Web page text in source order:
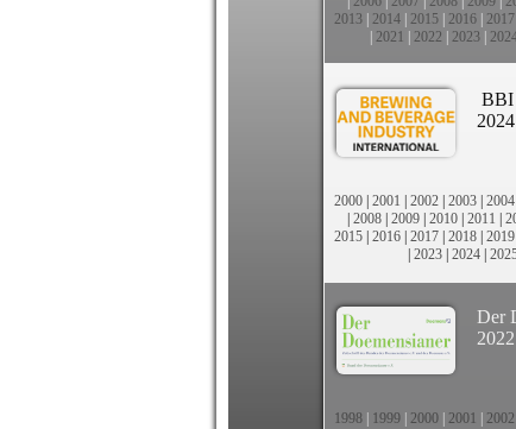
2013 2014 2015 2016 2017
2021 2022 2023|
BBI
2024
2000 | 2001 | 2002 | 2003 | 2004
| 2008 | 2009 | 2010 | 2011 |
2015 | 2016 | 2017 | 2018 | 2019
| 2023| 2024|
Der
2022
1998 1999 2000 2001 2002